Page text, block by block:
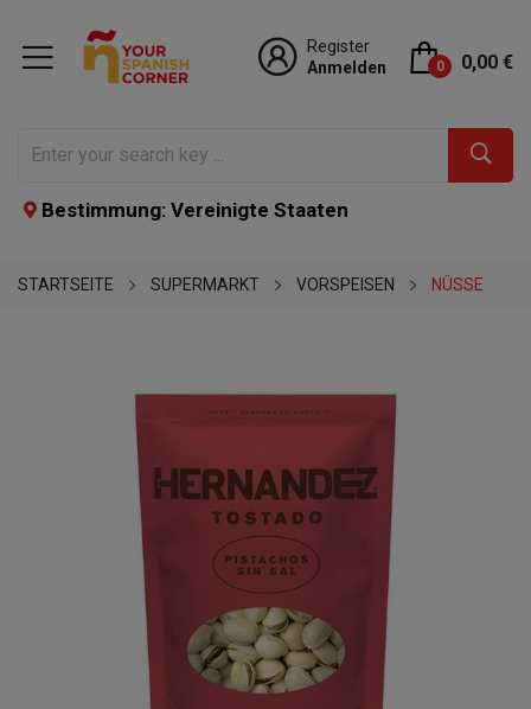
Register
Anmelden
0 0,00 €
Bestimmung: Vereinigte Staaten
STARTSEITE SUPERMARKT VORSPEISEN NÜSSE